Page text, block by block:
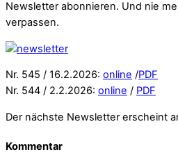
Newsletter abonnieren. Und nie
verpassen.
Nr. 545 / 16.2.2026: online /PDF
Nr. 544 / 2.2.2026: online / PDF
Der nächste Newsletter erscheint
Kommentar